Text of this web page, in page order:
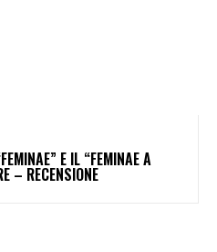
E IL “FEMINAE A
– RECENSIONE